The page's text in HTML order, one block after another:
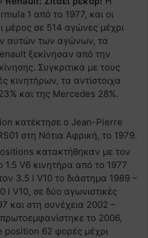
1 από το 1977, και οι
μέρος σε 514 αγώνες μέχρι
αυτών των αγώνων, τα
ξεκίνησαν από την
Συγκριτικά με τους
κινητήρων, τα αντίστοιχα
και της Mercedes 28%.
κατέκτησε ο Jean-Pierre
στη Νότια Αφρική, το 1979.
κατακτήθηκαν με τον
V6 κινητήρα από το 1977
3.5 l V10 το διάστημα 1989 –
l V10, σε δύο αγωνιστικές
και στη συνέχεια 2002 –
το 2006,
position 62 φορές μέχρι